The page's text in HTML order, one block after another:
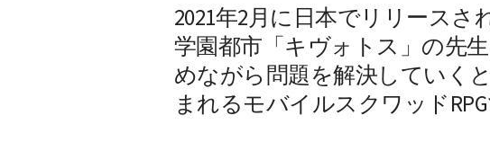
2021年2月に日本でリリースさ
学園都市「キヴォトス」の先
めながら問題を解決していく
まれるモバイルスクワッドRPG